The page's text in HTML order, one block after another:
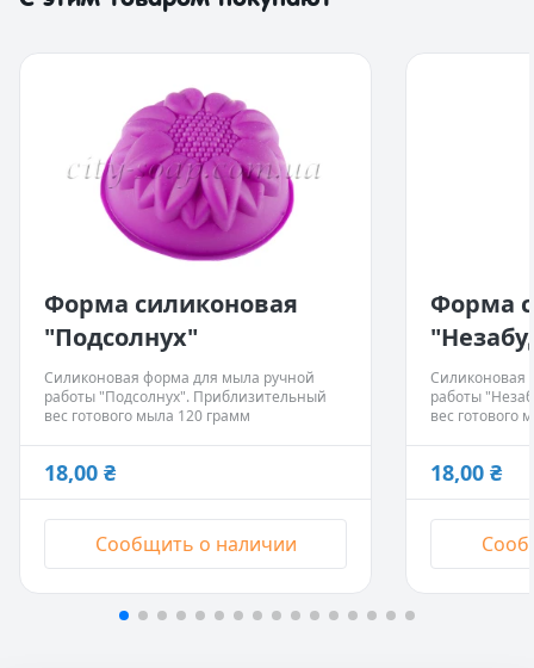
Форма силиконовая
"Подсолнух"
Силиконовая форма для мыла ручной
работы "Подсолнух". Приблизительный
вес готового мыла 120 грамм
18,00 ₴
Сообщить о наличии
Форма
Силиконовая
работы
вес готового
18,00 ₴